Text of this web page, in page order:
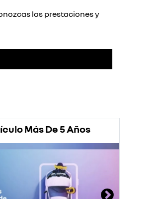
las prestaciones y
Más De 5 Años